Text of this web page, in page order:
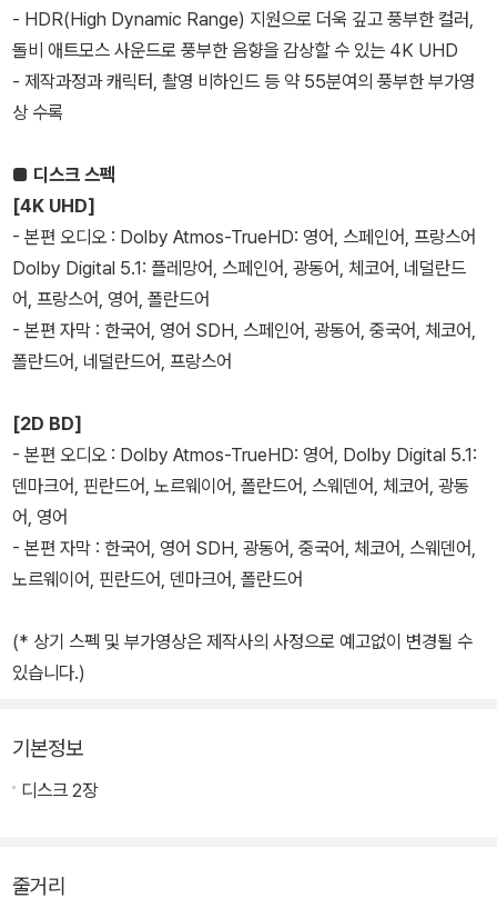
- HDR(High Dynamic Range) 지원으로 더욱 깊고 풍부한 컬러,
돌비 애트모스 사운드로 풍부한 음향을 감상할 수 있는 4K UHD
- 제작과정과 캐릭터, 촬영 비하인드 등 약 55분여의 풍부한 부가영
상 수록
■ 디스크 스펙
[4K UHD]
- 본편 오디오 : Dolby Atmos-TrueHD: 영어, 스페인어, 프랑스어
Dolby Digital 5.1: 플레망어, 스페인어, 광동어, 체코어, 네덜란드
어, 프랑스어, 영어, 폴란드어
- 본편 자막 : 한국어, 영어 SDH, 스페인어, 광동어, 중국어, 체코어,
폴란드어, 네덜란드어, 프랑스어
[2D BD]
- 본편 오디오 : Dolby Atmos-TrueHD: 영어, Dolby Digital 5.1:
덴마크어, 핀란드어, 노르웨이어, 폴란드어, 스웨덴어, 체코어, 광동
어, 영어
- 본편 자막 : 한국어, 영어 SDH, 광동어, 중국어, 체코어, 스웨덴어,
노르웨이어, 핀란드어, 덴마크어, 폴란드어
(* 상기 스펙 및 부가영상은 제작사의 사정으로 예고없이 변경될 수
있습니다.)
기본정보
디스크 2장
줄거리